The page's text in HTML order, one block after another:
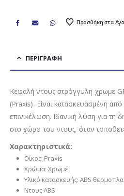
Προσθήκη στα
ΠΕΡΙΓΡΑΦΉ
Κεφαλή ντους στρόγγυλη χρωμέ
(Praxis). Είναι κατασκευασμένη
επινικέλωση. Ιδανική λύση για τη
στο χώρο του ντους, όταν
Χαρακτηριστικά:
Οίκος: Praxis
Χρώμα: Χρωμέ
Υλικό κατασκευής: ABS
Ντους ABS